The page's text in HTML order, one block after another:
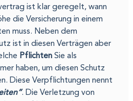
ist klar geregelt, wann
die Versicherung in einem
muss. Neben dem
ist in diesen Verträgen aber
Pflichten Sie als
haben, um diesen Schutz
Diese Verpflichtungen nennt
. Die Verletzung von